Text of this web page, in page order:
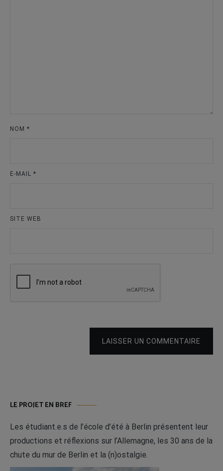
NOM *
E-MAIL *
SITE WEB
LAISSER UN COMMENTAIRE
LE PROJET EN BREF
Les étudiant.e.s de l’école d’été à Berlin présentent leur
productions et réflexions sur l’Allemagne, les 30 ans de la
chute du mur de Berlin et la (n)ostalgie.